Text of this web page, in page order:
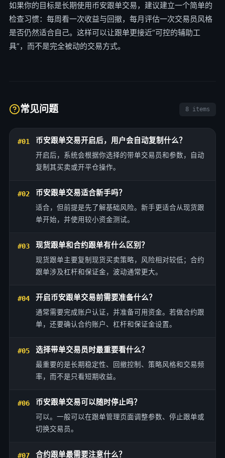
如果你的目标是长期使用币安跟单交易，建议建立一个简单的
检查习惯：每周看一次收益与回撤，每月评估一次交易员风格
是否仍然适合自己。这样可以让跟单更接近“可控的辅助工
具”，而不是完全被动的交易方式。
常见问题 8 items
#01 币安跟单交易开启后，用户会自动复制什么？
开启后，系统会根据你选择的带单交易员和参数，自动
复制其买卖或开平仓操作。
#02 币安跟单交易适合新手吗？
适合，但前提是先了解基础风险。新手更适合从现货跟
单开始，并使用较小资金测试。
#03 现货跟单和合约跟单有什么区别？
现货跟单主要复制现货买卖策略，风险相对较低；合约
跟单涉及杠杆和保证金，波动通常更大。
#04 开启币安跟单交易前需要准备什么？
通常需要完成账户认证，并准备可用资金。若做合约跟
单，还要确认合约账户、杠杆和保证金设置。
#05 选择带单交易员时最重要看什么？
最重要的是长期稳定性、回撤控制、策略风格和交易频
率，而不是只看短期收益。
#06 币安跟单交易可以随时停止吗？
可以。一般可以在跟单管理页面调整参数、停止跟单或
切换交易员。
#07 合约跟单最需要注意什么？